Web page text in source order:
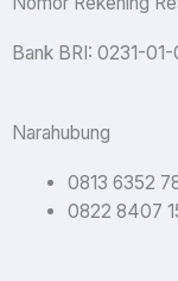
Bank BRI: 0231-
Narahubung
0813 6352
0822 8407